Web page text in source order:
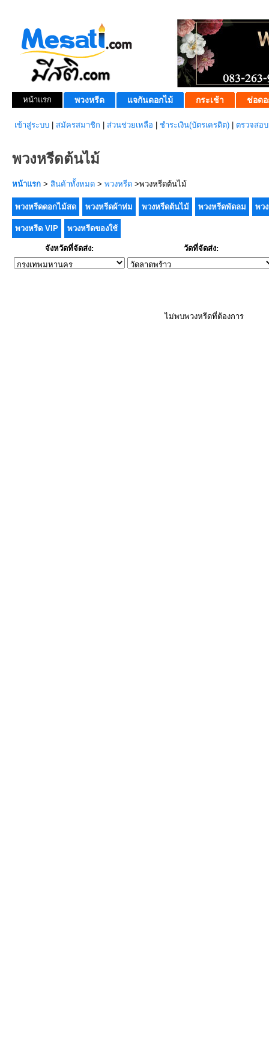
หน้าแรก พวงหรีด แจกันดอกไม้ กระเช้า ช่อดอ
เข้าสู่ระบบ สมัครสมาชิก ส่วนช่วยเหลือ ชำระเงิน(บัตรเครดิต) ตรวจสอ
พวงหรีดต้นไม้
หน้าแรก > สินค้าทั้งหมด > พวงหรีด >พวงหรีดต้นไม้
พวงหรีดดอกไม้สด พวงหรีดผ้าห่ม พวงหรีดต้นไม้ พวงหรีดพัดลม พว
พวงหรีด VIP พวงหรีดของใช้
จังหวัดที่จัดส่ง: วัดที่จัดส่ง:
ไม่พบพวงหรีดที่ต้องการ